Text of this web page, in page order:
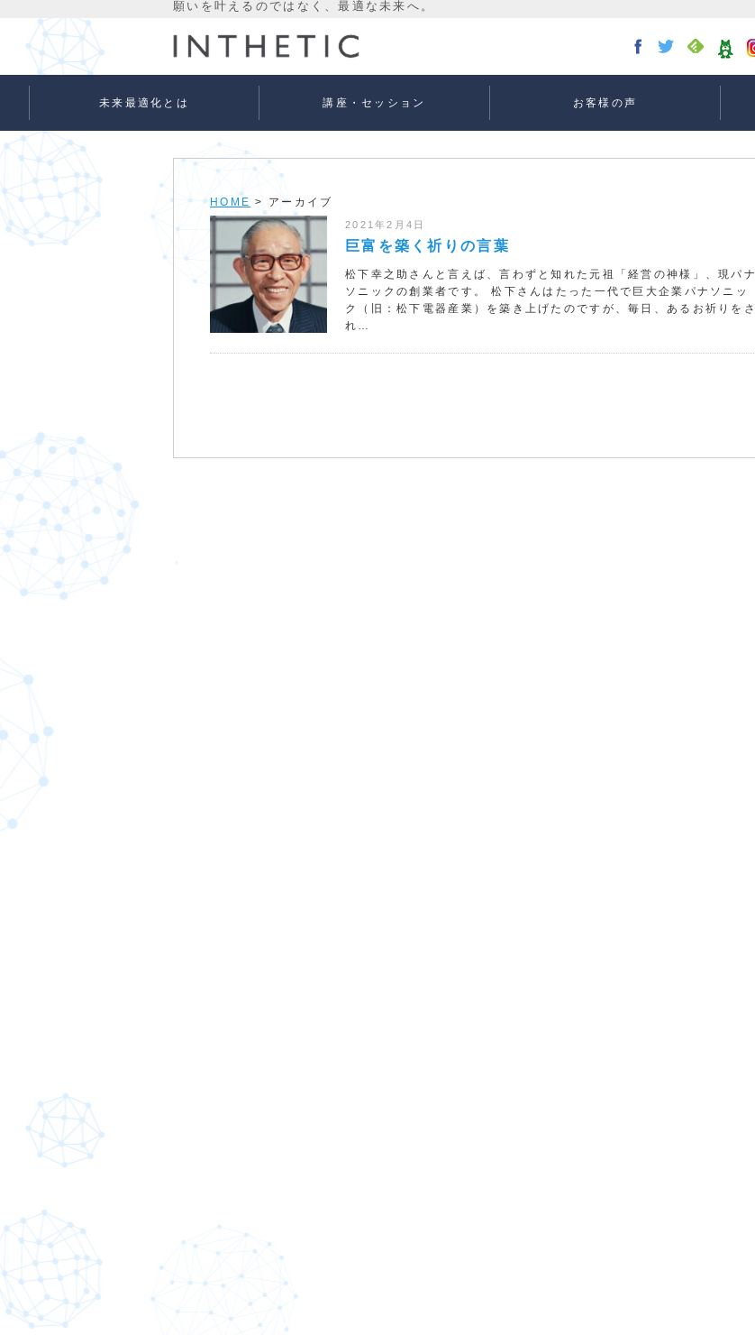
未来最適化とは 講座・セッション お客様の声
HOME > アーカイブ
2021年2月4日
巨富を築く祈りの言葉
松下幸之助さんと言えば、言わずと知れた元祖「経営の神様」、現パナ
ソニックの創業者です。 松下さんはたった一代で巨大企業パナソニッ
ク（旧：松下電器産業）を築き上げたのですが、毎日、あるお祈りをさ
れ…